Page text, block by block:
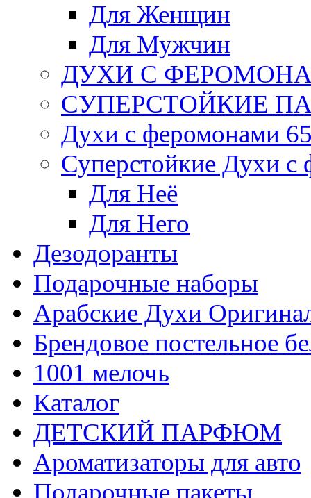
Для Женщин
Для Мужчин
ДУХИ С
СУПЕРСТОЙКИЕ
Духи с феромонами
Суперстойкие Духи
Для Неё
Для Него
Дезодоранты
Подарочные наборы
Арабские Духи
Брендовое постельное
1001 мелочь
Каталог
ДЕТСКИЙ ПАРФЮМ
Ароматизаторы для авто
Подарочные пакеты